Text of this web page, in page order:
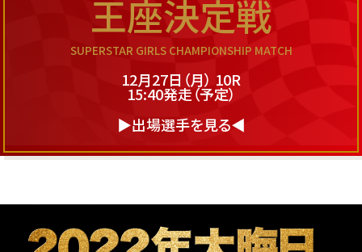
王座決定戦
SUPERSTAR GIRLS CHAMPIONSHIP MATCH
12月27日（月） 10R
15:40発走（予定）
▶出場選手を見る◀